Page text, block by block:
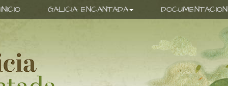
INICIO GALICIA ENCANTADA DOCUMENTACION